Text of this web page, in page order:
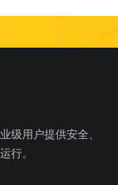
级用户提供安全、
行。